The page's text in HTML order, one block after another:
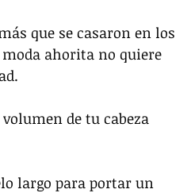
que se casaron en los
moda ahorita no quiere
de tu cabeza
largo para portar un